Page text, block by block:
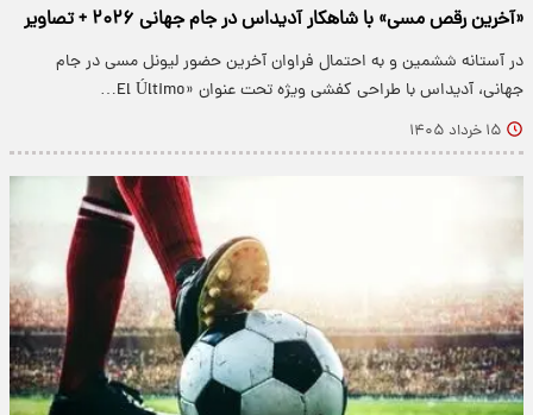
«آخرین رقص مسی» با شاهکار آدیداس در جام جهانی ۲۰۲۶ + تصاویر
در آستانه ششمین و به احتمال فراوان آخرین حضور لیونل مسی در جام
جهانی، آدیداس با طراحی کفشی ویژه تحت عنوان «El Último…
۱۵ خرداد ۱۴۰۵